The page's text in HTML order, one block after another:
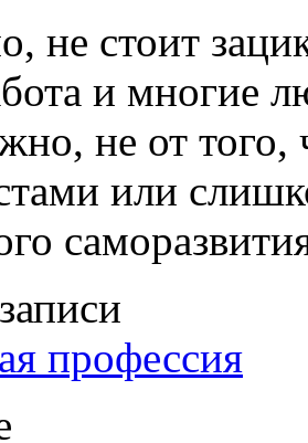
не стоит
и многие
не от
или
профессия